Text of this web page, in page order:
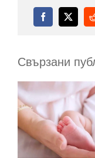
Facebook
X
Свързани